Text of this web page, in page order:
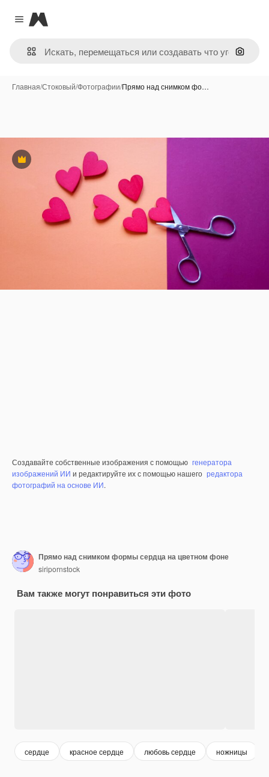
Close menu
Magnific
Поиск
Главная/Стоковый/Фотографии/Прямо над снимком фо…
Премиум
Создавайте собственные изображения с помощью генератора
изображений ИИ и редактируйте их с помощью нашего редактора
фотографий на основе ИИ.
Прямо над снимком формы сердца на цветном фоне
siripornstock
Вам также могут понравиться эти фото
сердце красное сердце любовь сердце ножницы